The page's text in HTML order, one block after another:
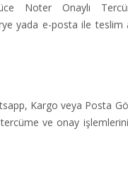
Noter Onaylı
yada e-posta ile teslim
Kargo veya Posta
tercüme ve onay